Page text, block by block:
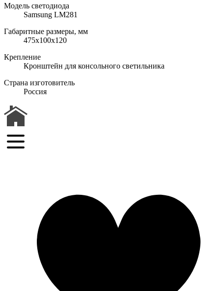
Модель светодиода
Samsung LM281
Габаритные размеры, мм
475х100х120
Крепление
Кронштейн для консольного светильника
Страна изготовитель
Россия